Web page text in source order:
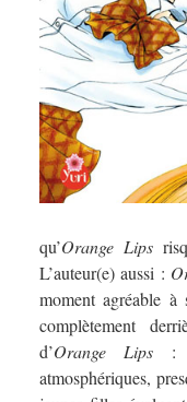
qu’Orange Lips
L’auteur(e) aussi :
moment agréable
complètement
d’Orange Lips :
atmosphériques,